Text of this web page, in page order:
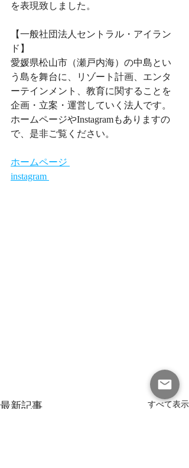
を表現致しました。
【一般社団法人セントラル・アイラン
ド】
愛媛県松山市（瀬戸内海）の中島とい
う島を舞台に、リゾート計画、エンタ
ーテインメント、教育に関することを
企画・立案・運営していく法人です。
ホームページやInstagramもありますの
で、是非ご覧ください。
ホームページ
instagram
最新記事 すべて表示